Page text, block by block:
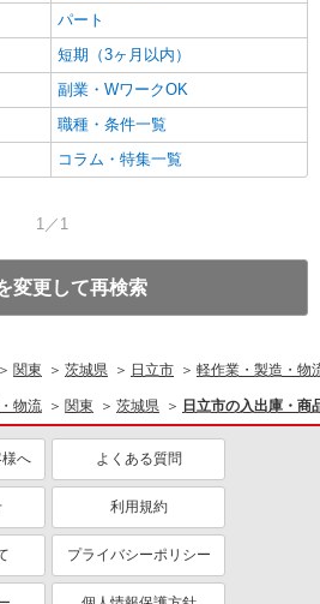
パート
短期（3ヶ月以内）
副業・WワークOK
職種・条件一覧
コラム・特集一覧
1／1
変更して再検索
関東 茨城県 日立市 軽作業・製造・物
物流 関東 茨城県 日立市の入出庫・商
へ よくある質問
利用規約
プライバシーポリシー